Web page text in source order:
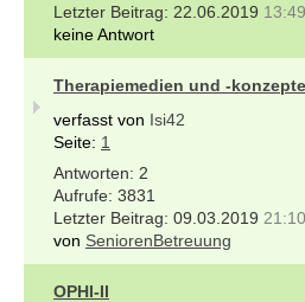
22.06.2019
keine Antwort
Therapiemedien und -
verfasst von Isi42
Seite: 1
2
3831
09.03.2019
von SeniorenBetreuung
OPHI-II